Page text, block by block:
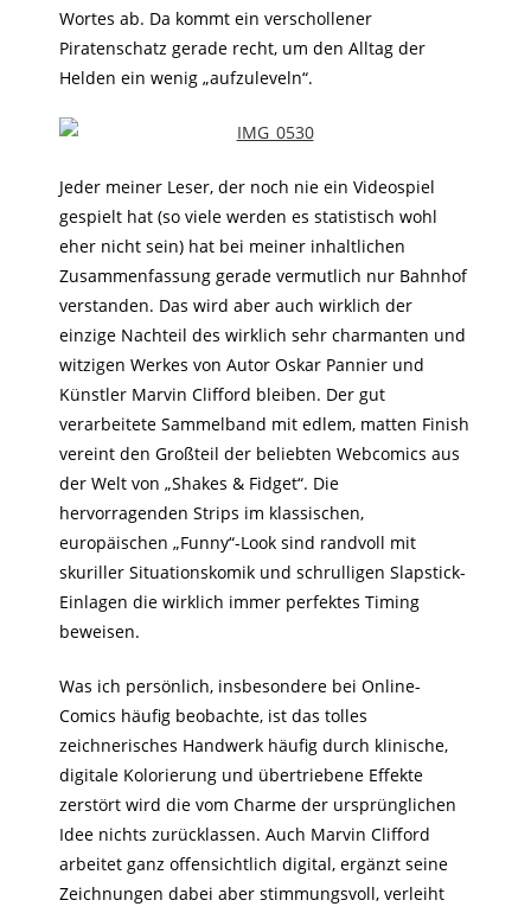
Wortes ab. Da kommt ein verschollener
Piratenschatz gerade recht, um den Alltag der
Helden ein wenig „aufzuleveln“.
Jeder meiner Leser, der noch nie ein Videospiel
gespielt hat (so viele werden es statistisch wohl
eher nicht sein) hat bei meiner inhaltlichen
Zusammenfassung gerade vermutlich nur Bahnhof
verstanden. Das wird aber auch wirklich der
einzige Nachteil des wirklich sehr charmanten und
witzigen Werkes von Autor Oskar Pannier und
Künstler Marvin Clifford bleiben. Der gut
verarbeitete Sammelband mit edlem, matten Finish
vereint den Großteil der beliebten Webcomics aus
der Welt von „Shakes & Fidget“. Die
hervorragenden Strips im klassischen,
europäischen „Funny“-Look sind randvoll mit
skuriller Situationskomik und schrulligen Slapstick-
Einlagen die wirklich immer perfektes Timing
beweisen.
Was ich persönlich, insbesondere bei Online-
Comics häufig beobachte, ist das tolles
zeichnerisches Handwerk häufig durch klinische,
digitale Kolorierung und übertriebene Effekte
zerstört wird die vom Charme der ursprünglichen
Idee nichts zurücklassen. Auch Marvin Clifford
arbeitet ganz offensichtlich digital, ergänzt seine
Zeichnungen dabei aber stimmungsvoll, verleiht